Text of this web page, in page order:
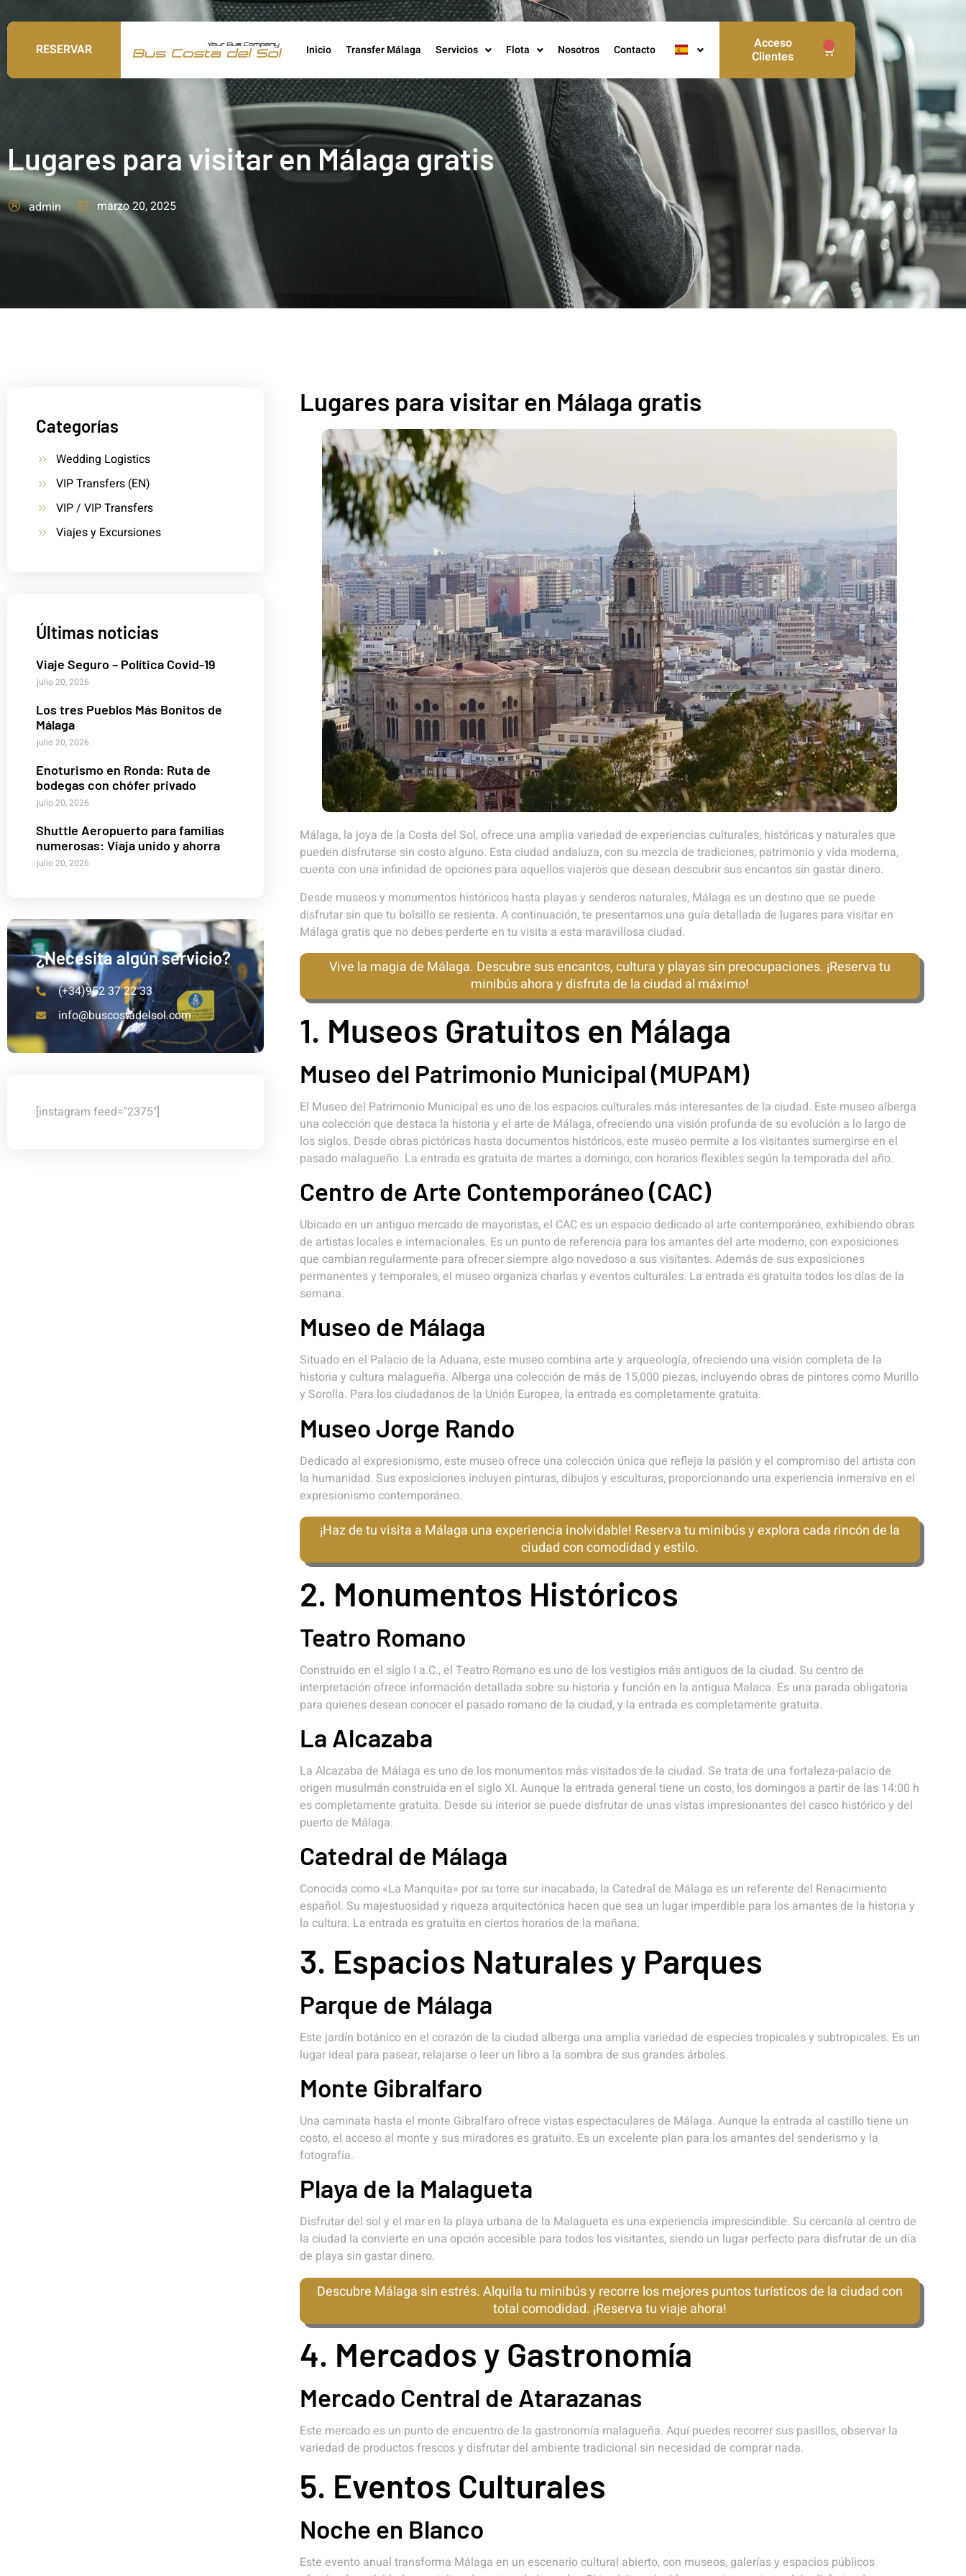
RESERVAR Inicio Transfer Málaga Servicios Flota Nosotros Contacto Acceso
Clientes
Lugares para visitar en Málaga gratis
admin marzo 20, 2025
Categorías
Wedding Logistics
VIP Transfers (EN)
VIP / VIP Transfers
Viajes y Excursiones
Últimas noticias
Viaje Seguro – Política Covid-19
julio 20, 2026
Los tres Pueblos Más Bonitos de
Málaga
julio 20, 2026
Enoturismo en Ronda: Ruta de
bodegas con chófer privado
julio 20, 2026
Shuttle Aeropuerto para familias
numerosas: Viaja unido y ahorra
julio 20, 2026
¿Necesita algún servicio?
(+34)952 37 22 33
info@buscostadelsol.com
[instagram feed="2375"]
Lugares para visitar en Málaga gratis
Málaga, la joya de la Costa del Sol, ofrece una amplia variedad de experiencias culturales, históricas y naturales que
pueden disfrutarse sin costo alguno. Esta ciudad andaluza, con su mezcla de tradiciones, patrimonio y vida moderna,
cuenta con una infinidad de opciones para aquellos viajeros que desean descubrir sus encantos sin gastar dinero.
Desde museos y monumentos históricos hasta playas y senderos naturales, Málaga es un destino que se puede
disfrutar sin que tu bolsillo se resienta. A continuación, te presentamos una guía detallada de lugares para visitar en
Málaga gratis que no debes perderte en tu visita a esta maravillosa ciudad.
Vive la magia de Málaga. Descubre sus encantos, cultura y playas sin preocupaciones. ¡Reserva tu
minibús ahora y disfruta de la ciudad al máximo!
1. Museos Gratuitos en Málaga
Museo del Patrimonio Municipal (MUPAM)
El Museo del Patrimonio Municipal es uno de los espacios culturales más interesantes de la ciudad. Este museo alberga
una colección que destaca la historia y el arte de Málaga, ofreciendo una visión profunda de su evolución a lo largo de
los siglos. Desde obras pictóricas hasta documentos históricos, este museo permite a los visitantes sumergirse en el
pasado malagueño. La entrada es gratuita de martes a domingo, con horarios flexibles según la temporada del año.
Centro de Arte Contemporáneo (CAC)
Ubicado en un antiguo mercado de mayoristas, el CAC es un espacio dedicado al arte contemporáneo, exhibiendo obras
de artistas locales e internacionales. Es un punto de referencia para los amantes del arte moderno, con exposiciones
que cambian regularmente para ofrecer siempre algo novedoso a sus visitantes. Además de sus exposiciones
permanentes y temporales, el museo organiza charlas y eventos culturales. La entrada es gratuita todos los días de la
semana.
Museo de Málaga
Situado en el Palacio de la Aduana, este museo combina arte y arqueología, ofreciendo una visión completa de la
historia y cultura malagueña. Alberga una colección de más de 15,000 piezas, incluyendo obras de pintores como Murillo
y Sorolla. Para los ciudadanos de la Unión Europea, la entrada es completamente gratuita.
Museo Jorge Rando
Dedicado al expresionismo, este museo ofrece una colección única que refleja la pasión y el compromiso del artista con
la humanidad. Sus exposiciones incluyen pinturas, dibujos y esculturas, proporcionando una experiencia inmersiva en el
expresionismo contemporáneo.
¡Haz de tu visita a Málaga una experiencia inolvidable! Reserva tu minibús y explora cada rincón de la
ciudad con comodidad y estilo.
2. Monumentos Históricos
Teatro Romano
Construido en el siglo I a.C., el Teatro Romano es uno de los vestigios más antiguos de la ciudad. Su centro de
interpretación ofrece información detallada sobre su historia y función en la antigua Malaca. Es una parada obligatoria
para quienes desean conocer el pasado romano de la ciudad, y la entrada es completamente gratuita.
La Alcazaba
La Alcazaba de Málaga es uno de los monumentos más visitados de la ciudad. Se trata de una fortaleza-palacio de
origen musulmán construida en el siglo XI. Aunque la entrada general tiene un costo, los domingos a partir de las 14:00 h
es completamente gratuita. Desde su interior se puede disfrutar de unas vistas impresionantes del casco histórico y del
puerto de Málaga.
Catedral de Málaga
Conocida como «La Manquita» por su torre sur inacabada, la Catedral de Málaga es un referente del Renacimiento
español. Su majestuosidad y riqueza arquitectónica hacen que sea un lugar imperdible para los amantes de la historia y
la cultura. La entrada es gratuita en ciertos horarios de la mañana.
3. Espacios Naturales y Parques
Parque de Málaga
Este jardín botánico en el corazón de la ciudad alberga una amplia variedad de especies tropicales y subtropicales. Es un
lugar ideal para pasear, relajarse o leer un libro a la sombra de sus grandes árboles.
Monte Gibralfaro
Una caminata hasta el monte Gibralfaro ofrece vistas espectaculares de Málaga. Aunque la entrada al castillo tiene un
costo, el acceso al monte y sus miradores es gratuito. Es un excelente plan para los amantes del senderismo y la
fotografía.
Playa de la Malagueta
Disfrutar del sol y el mar en la playa urbana de la Malagueta es una experiencia imprescindible. Su cercanía al centro de
la ciudad la convierte en una opción accesible para todos los visitantes, siendo un lugar perfecto para disfrutar de un día
de playa sin gastar dinero.
Descubre Málaga sin estrés. Alquila tu minibús y recorre los mejores puntos turísticos de la ciudad con
total comodidad. ¡Reserva tu viaje ahora!
4. Mercados y Gastronomía
Mercado Central de Atarazanas
Este mercado es un punto de encuentro de la gastronomía malagueña. Aquí puedes recorrer sus pasillos, observar la
variedad de productos frescos y disfrutar del ambiente tradicional sin necesidad de comprar nada.
5. Eventos Culturales
Noche en Blanco
Este evento anual transforma Málaga en un escenario cultural abierto, con museos, galerías y espacios públicos